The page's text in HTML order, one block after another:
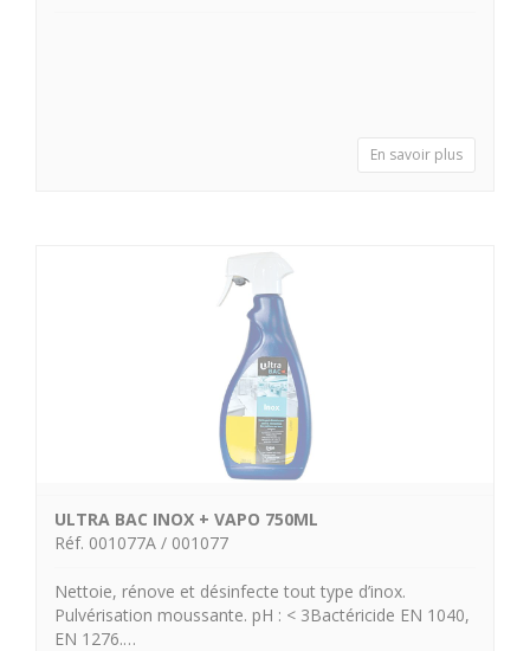
En savoir plus
ULTRA BAC INOX + VAPO 750ML
Réf. 001077A / 001077
Nettoie, rénove et désinfecte tout type d’inox.
Pulvérisation moussante. pH : < 3Bactéricide EN 1040,
EN 1276.…